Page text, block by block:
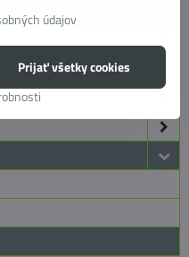
údajov
Prijať všetky cookies